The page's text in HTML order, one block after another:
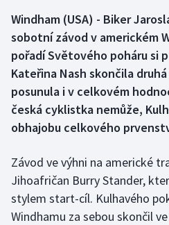
Florbal
Futsal
Golf
Gymnastika
Házená
Jezdectví
Windham (USA) - Biker
sobotní závod v americkém
pořadí Světového poháru si
Kateřina Nash skončila
posunula i v celkovém
česká cyklistka nemůže,
obhajobu celkového
Závod ve výhni na americké
Jihoafričan Burry Stander,
stylem start-cíl. Kulhavého
Windhamu za sebou skončil